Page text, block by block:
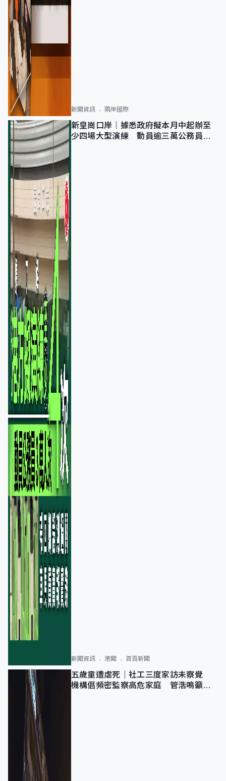
新聞資訊 兩岸國際
新皇崗口岸｜據悉政府擬本月中起辦至
少四場大型演練 動員逾三萬公務員人
新聞資訊 港聞 首頁新聞
五歲童遭虐死｜社工三度家訪未察覺
機構倡頻密監察高危家庭 管浩鳴籲加